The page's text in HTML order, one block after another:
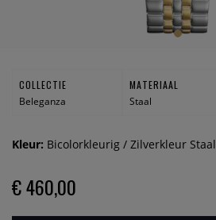
COLLECTIE
Beleganza
MATERIAAL
Staal
Kleur: Bicolorkleurig / Zilverkleur Staal
€ 460,00